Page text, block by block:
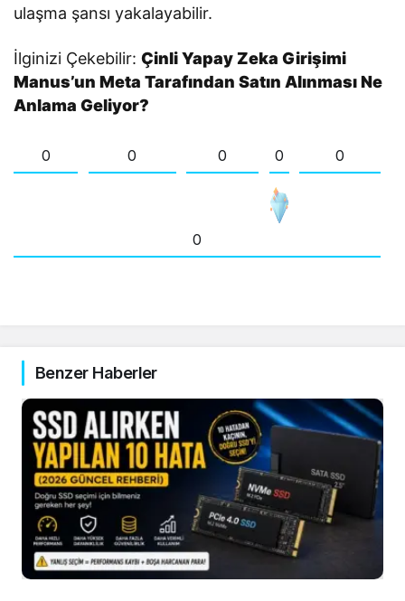
ulaşma şansı yakalayabilir.
İlginizi Çekebilir:Çinli Yapay Zeka Girişimi
Manus’un Meta Tarafından Satın Alınması Ne
Anlama Geliyor?
0 0 0 0 0
0
Benzer Haberler